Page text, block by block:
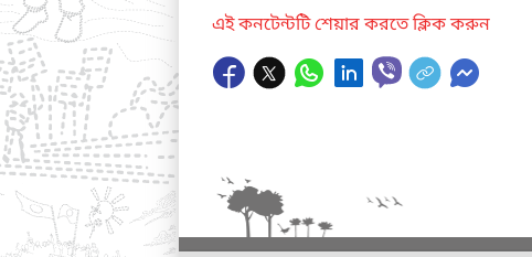
এই কনটেন্টটি শেয়ার করতে ক্লিক করুন